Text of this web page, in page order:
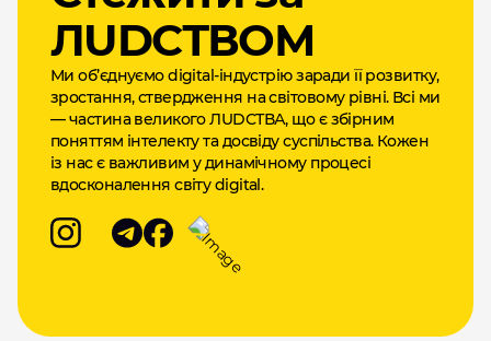
ЛUDCТВОМ
Ми об’єднуємо digital-індустрію заради її розвитку,
зростання, ствердження на світовому рівні. Всі ми
— частина великого ЛUDCТВА, що є збірним
поняттям інтелекту та досвіду суспільства. Кожен
із нас є важливим у динамічному процесі
вдосконалення світу digital.